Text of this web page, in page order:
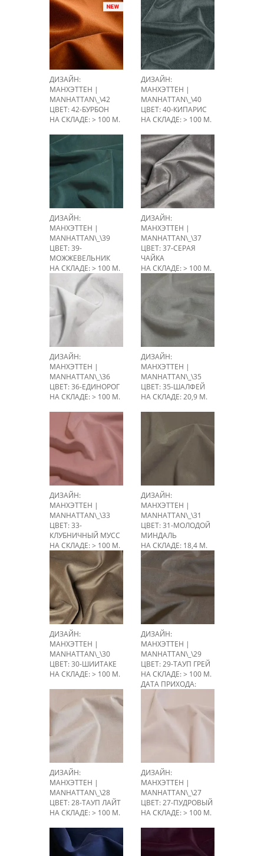
ДИЗАЙН:
МАНХЭТТЕН |
MANHATTAN\_\42
ЦВЕТ: 42-БУРБОН
НА СКЛАДЕ: > 100 М.
ДИЗАЙН:
МАНХЭТТЕН |
MANHATTAN\_\40
ЦВЕТ: 40-КИПАРИС
НА СКЛАДЕ: > 100 М.
ДИЗАЙН:
МАНХЭТТЕН |
MANHATTAN\_\39
ЦВЕТ: 39-
МОЖЖЕВЕЛЬНИК
НА СКЛАДЕ: > 100 М.
ДИЗАЙН:
МАНХЭТТЕН |
MANHATTAN\_\37
ЦВЕТ: 37-СЕРАЯ
ЧАЙКА
НА СКЛАДЕ: > 100 М.
ДИЗАЙН:
МАНХЭТТЕН |
MANHATTAN\_\36
ЦВЕТ: 36-ЕДИНОРОГ
НА СКЛАДЕ: > 100 М.
ДИЗАЙН:
МАНХЭТТЕН |
MANHATTAN\_\35
ЦВЕТ: 35-ШАЛФЕЙ
НА СКЛАДЕ: 20,9 М.
ДИЗАЙН:
МАНХЭТТЕН |
MANHATTAN\_\33
ЦВЕТ: 33-
КЛУБНИЧНЫЙ МУСС
НА СКЛАДЕ: > 100 М.
ДИЗАЙН:
МАНХЭТТЕН |
MANHATTAN\_\31
ЦВЕТ: 31-МОЛОДОЙ
МИНДАЛЬ
НА СКЛАДЕ: 18,4 М.
ДИЗАЙН:
МАНХЭТТЕН |
MANHATTAN\_\30
ЦВЕТ: 30-ШИИТАКЕ
НА СКЛАДЕ: > 100 М.
ДИЗАЙН:
МАНХЭТТЕН |
MANHATTAN\_\29
ЦВЕТ: 29-ТАУП ГРЕЙ
НА СКЛАДЕ: > 100 М.
ДАТА ПРИХОДА:
23.08.2026
ДИЗАЙН:
МАНХЭТТЕН |
MANHATTAN\_\28
ЦВЕТ: 28-ТАУП ЛАЙТ
НА СКЛАДЕ: > 100 М.
ДИЗАЙН:
МАНХЭТТЕН |
MANHATTAN\_\27
ЦВЕТ: 27-ПУДРОВЫЙ
НА СКЛАДЕ: > 100 М.